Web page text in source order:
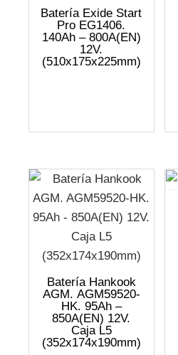
Batería Exide Start
Pro EG1406.
140Ah – 800A(EN)
12V.
(510x175x225mm)
Batería Hankook
AGM. AGM59520-
HK. 95Ah –
850A(EN) 12V.
Caja L5
(352x174x190mm)